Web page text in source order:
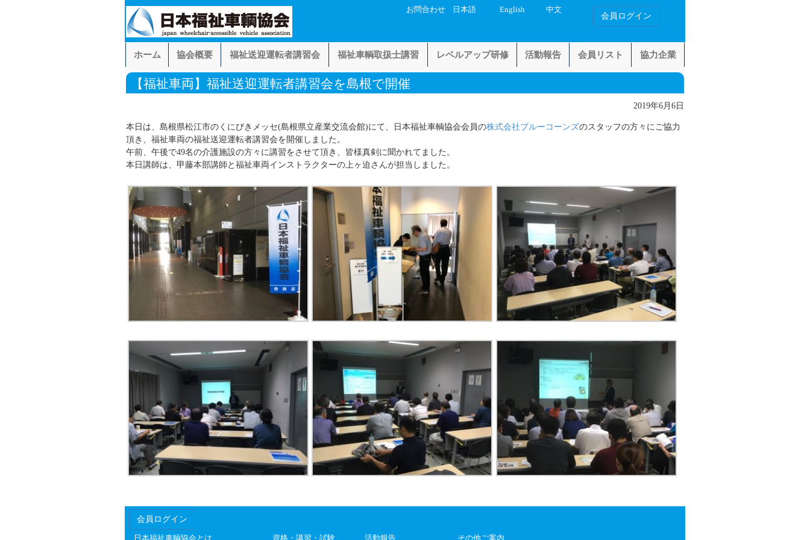
お問合わせ 日本語 English 中文
会員ログイン
ホーム 協会概要 福祉送迎運転者講習会 福祉車輌取扱士講習 レベルアップ研修 活動報告 会員リスト 協力企業
【福祉車両】福祉送迎運転者講習会を島根で開催
2019年6月6日
本日は、島根県松江市のくにびきメッセ(島根県立産業交流会館)にて、日本福祉車輌協会会員の株式会社ブルーコーンズのスタッフの方々にご協力
頂き、福祉車両の福祉送迎運転者講習会を開催しました。
午前、午後で49名の介護施設の方々に講習をさせて頂き、皆様真剣に聞かれてました。
本日講師は、甲藤本部講師と福祉車両インストラクターの上ヶ迫さんが担当しました。
会員ログイン
日本福祉車輌協会とは 資格・講習・試験 活動報告 その他ご案内